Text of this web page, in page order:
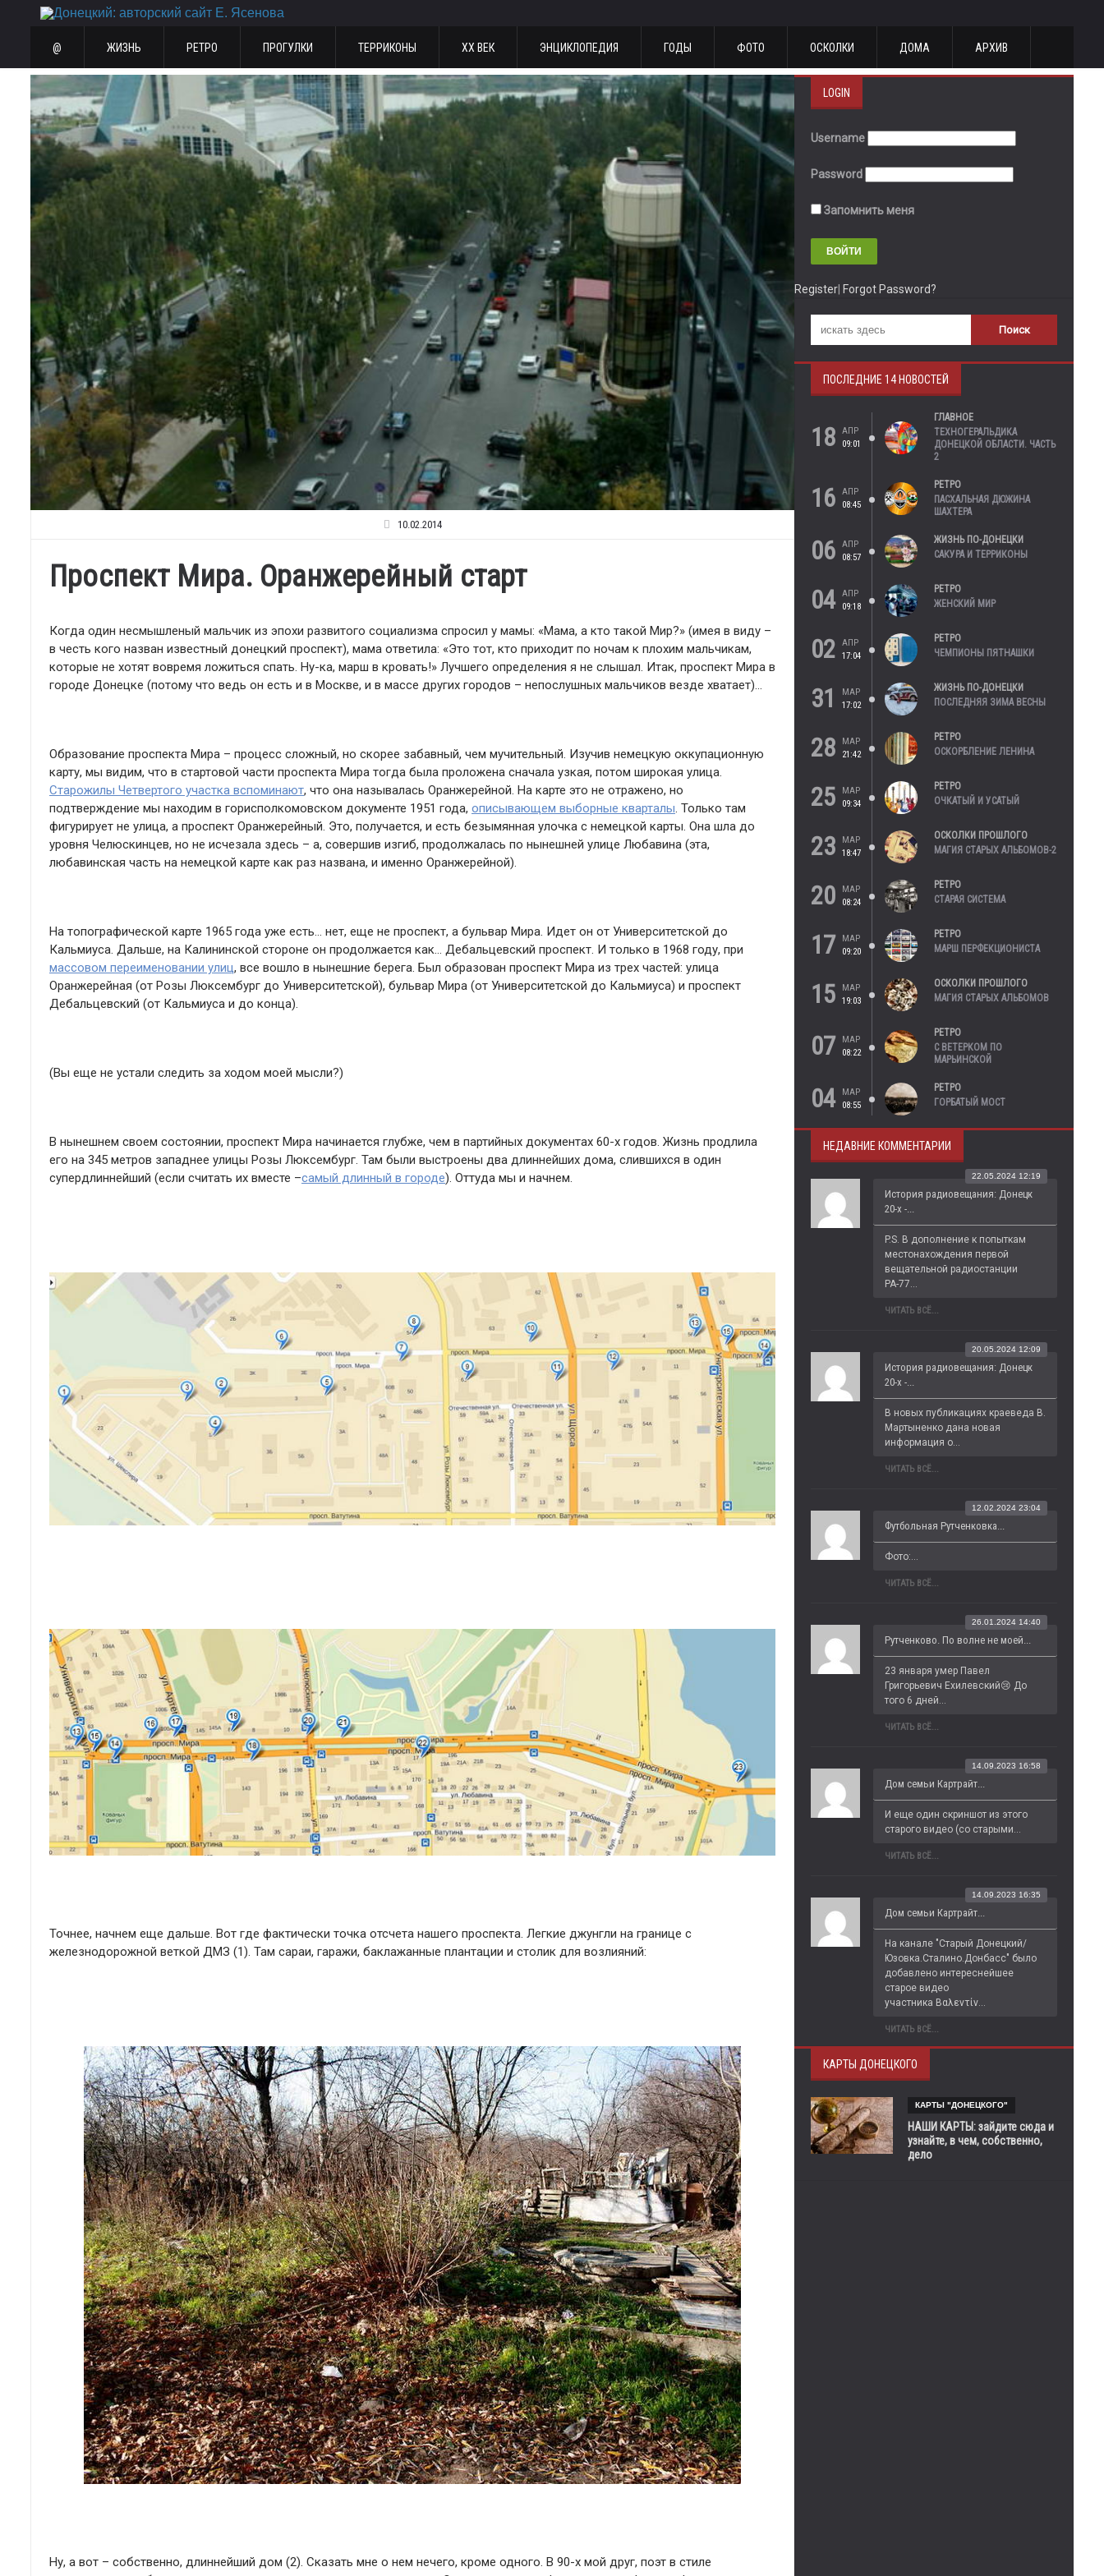
@ ЖИЗНЬ РЕТРО ПРОГУЛКИ ТЕРРИКОНЫ ХХ ВЕК ЭНЦИКЛОПЕДИЯ ГОДЫ ФОТО ОСКОЛКИ ДОМА АРХИВ
10.02.2014
Проспект Мира. Оранжерейный старт
Когда один несмышленый мальчик из эпохи развитого социализма спросил у мамы: «Мама, а кто такой Мир?» (имея в виду –
в честь кого назван известный донецкий проспект), мама ответила: «Это тот, кто приходит по ночам к плохим мальчикам,
которые не хотят вовремя ложиться спать. Ну-ка, марш в кровать!» Лучшего определения я не слышал. Итак, проспект Мира в
городе Донецке (потому что ведь он есть и в Москве, и в массе других городов – непослушных мальчиков везде хватает)…
Образование проспекта Мира – процесс сложный, но скорее забавный, чем мучительный. Изучив немецкую оккупационную
карту, мы видим, что в стартовой части проспекта Мира тогда была проложена сначала узкая, потом широкая улица.
Старожилы Четвертого участка вспоминают, что она называлась Оранжерейной. На карте это не отражено, но
подтверждение мы находим в горисполкомовском документе 1951 года, описывающем выборные кварталы. Только там
фигурирует не улица, а проспект Оранжерейный. Это, получается, и есть безымянная улочка с немецкой карты. Она шла до
уровня Челюскинцев, но не исчезала здесь – а, совершив изгиб, продолжалась по нынешней улице Любавина (эта,
любавинская часть на немецкой карте как раз названа, и именно Оранжерейной).
На топографической карте 1965 года уже есть… нет, еще не проспект, а бульвар Мира. Идет он от Университетской до
Кальмиуса. Дальше, на Калининской стороне он продолжается как… Дебальцевский проспект. И только в 1968 году, при
массовом переименовании улиц, все вошло в нынешние берега. Был образован проспект Мира из трех частей: улица
Оранжерейная (от Розы Люксембург до Университетской), бульвар Мира (от Университетской до Кальмиуса) и проспект
Дебальцевский (от Кальмиуса и до конца).
(Вы еще не устали следить за ходом моей мысли?)
В нынешнем своем состоянии, проспект Мира начинается глубже, чем в партийных документах 60-х годов. Жизнь продлила
его на 345 метров западнее улицы Розы Люксембург. Там были выстроены два длиннейших дома, слившихся в один
супердлиннейший (если считать их вместе –самый длинный в городе). Оттуда мы и начнем.
Точнее, начнем еще дальше. Вот где фактически точка отсчета нашего проспекта. Легкие джунгли на границе с
железнодорожной веткой ДМЗ (1). Там сараи, гаражи, баклажанные плантации и столик для возлияний:
Ну, а вот – собственно, длиннейший дом (2). Сказать мне о нем нечего, кроме одного. В 90-х мой друг, поэт в стиле
LOGIN
Username
Password
Запомнить меня
Register Forgot Password?
ПОСЛЕДНИЕ 14 НОВОСТЕЙ
18
АПР
09:01
ГЛАВНОЕ
ТЕХНОГЕРАЛЬДИКА
ДОНЕЦКОЙ ОБЛАСТИ. ЧАСТЬ
2
16
АПР
08:45
РЕТРО
ПАСХАЛЬНАЯ ДЮЖИНА
ШАХТЕРА
06
АПР
08:57
ЖИЗНЬ ПО-ДОНЕЦКИ
САКУРА И ТЕРРИКОНЫ
04
АПР
09:18
РЕТРО
ЖЕНСКИЙ МИР
02
АПР
17:04
РЕТРО
ЧЕМПИОНЫ ПЯТНАШКИ
31
МАР
17:02
ЖИЗНЬ ПО-ДОНЕЦКИ
ПОСЛЕДНЯЯ ЗИМА ВЕСНЫ
28
МАР
21:42
РЕТРО
ОСКОРБЛЕНИЕ ЛЕНИНА
25
МАР
09:34
РЕТРО
ОЧКАТЫЙ И УСАТЫЙ
23
МАР
18:47
ОСКОЛКИ ПРОШЛОГО
МАГИЯ СТАРЫХ АЛЬБОМОВ-2
20
МАР
08:24
РЕТРО
СТАРАЯ СИСТЕМА
17
МАР
09:20
РЕТРО
МАРШ ПЕРФЕКЦИОНИСТА
15
МАР
19:03
ОСКОЛКИ ПРОШЛОГО
МАГИЯ СТАРЫХ АЛЬБОМОВ
07
МАР
08:22
РЕТРО
С ВЕТЕРКОМ ПО
МАРЬИНСКОЙ
04
МАР
08:55
РЕТРО
ГОРБАТЫЙ МОСТ
НЕДАВНИЕ КОММЕНТАРИИ
История радиовещания: Донецк
20-х -...
22.05.2024 12:19
P.S. В дополнение к попыткам
местонахождения первой
вещательной радиостанции
РА-77...
ЧИТАТЬ ВСЁ...
История радиовещания: Донецк
20-х -...
20.05.2024 12:09
В новых публикациях краеведа В.
Мартыненко дана новая
информация о...
ЧИТАТЬ ВСЁ...
Футбольная Рутченковка...
12.02.2024 23:04
Фото:...
ЧИТАТЬ ВСЁ...
Рутченково. По волне не моей...
26.01.2024 14:40
23 января умер Павел
Григорьевич Ехилевский😢 До
того 6 дней...
ЧИТАТЬ ВСЁ...
Дом семьи Картрайт...
14.09.2023 16:58
И еще один скриншот из этого
старого видео (со старыми...
ЧИТАТЬ ВСЁ...
Дом семьи Картрайт...
14.09.2023 16:35
На канале "Старый Донецкий/
Юзовка.Сталино.Донбасс" было
добавлено интереснейшее
старое видео
участника Βαλεντίν...
ЧИТАТЬ ВСЁ...
КАРТЫ ДОНЕЦКОГО
КАРТЫ "ДОНЕЦКОГО"
НАШИ КАРТЫ: зайдите сюда и
узнайте, в чем, собственно,
дело